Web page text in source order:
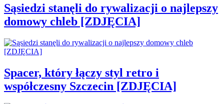
Sąsiedzi stanęli do rywalizacji o najlepszy
domowy chleb [ZDJĘCIA]
Spacer, który łączy styl retro i
współczesny Szczecin [ZDJĘCIA]